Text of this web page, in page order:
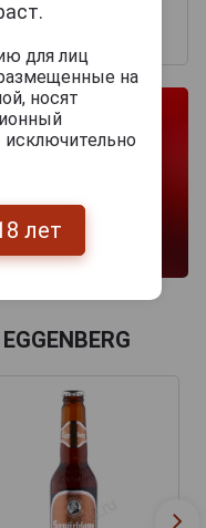
для лиц
на
носят
исключительно
лет